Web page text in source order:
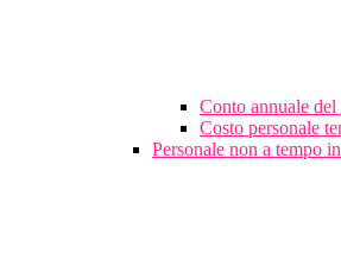
Conto annuale del
Costo personale
Personale non a tempo